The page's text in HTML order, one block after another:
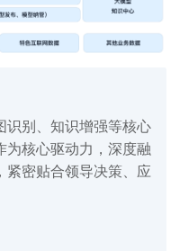
识别、知识增强等核心
为核心驱动力，深度融
紧密贴合领导决策、应